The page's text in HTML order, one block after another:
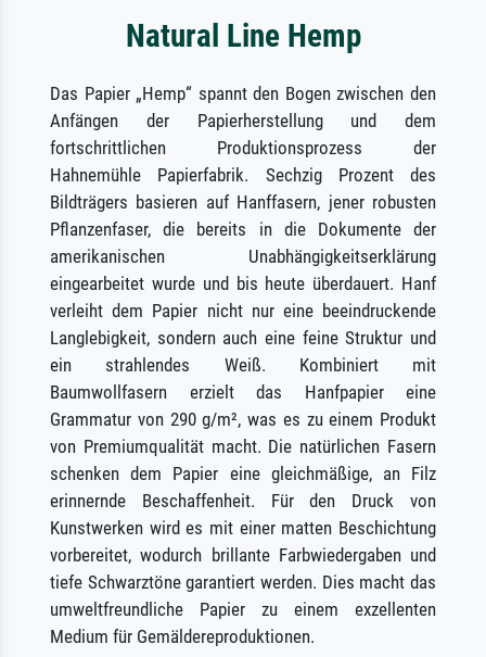
Natural Line Hemp
Das Papier „Hemp“ spannt den Bogen zwischen den
Anfängen der Papierherstellung und dem
fortschrittlichen Produktionsprozess der
Hahnemühle Papierfabrik. Sechzig Prozent des
Bildträgers basieren auf Hanffasern, jener robusten
Pflanzenfaser, die bereits in die Dokumente der
amerikanischen Unabhängigkeitserklärung
eingearbeitet wurde und bis heute überdauert. Hanf
verleiht dem Papier nicht nur eine beeindruckende
Langlebigkeit, sondern auch eine feine Struktur und
ein strahlendes Weiß. Kombiniert mit
Baumwollfasern erzielt das Hanfpapier eine
Grammatur von 290 g/m², was es zu einem Produkt
von Premiumqualität macht. Die natürlichen Fasern
schenken dem Papier eine gleichmäßige, an Filz
erinnernde Beschaffenheit. Für den Druck von
Kunstwerken wird es mit einer matten Beschichtung
vorbereitet, wodurch brillante Farbwiedergaben und
tiefe Schwarztöne garantiert werden. Dies macht das
umweltfreundliche Papier zu einem exzellenten
Medium für Gemäldereproduktionen.